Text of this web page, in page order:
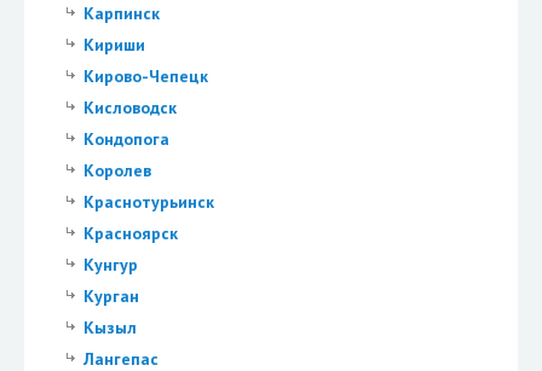
Карпинск
Кириши
Кирово-Чепецк
Кисловодск
Кондопога
Королев
Краснотурьинск
Красноярск
Кунгур
Курган
Кызыл
Лангепас